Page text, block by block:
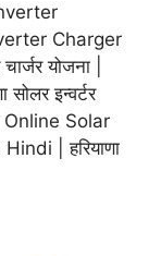
Charger
योजना |
सोलर इन्वर्टर
Online Solar
| हरियाणा